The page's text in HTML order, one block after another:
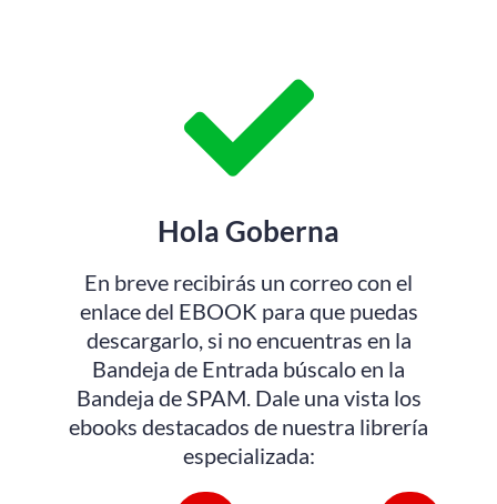
Hola Goberna
En breve recibirás un correo con el
enlace del EBOOK para que puedas
descargarlo, si no encuentras en la
Bandeja de Entrada búscalo en la
Bandeja de SPAM. Dale una vista los
ebooks destacados de nuestra librería
especializada: